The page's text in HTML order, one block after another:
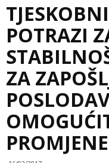
POTRAZI
ZA
PROMJENE